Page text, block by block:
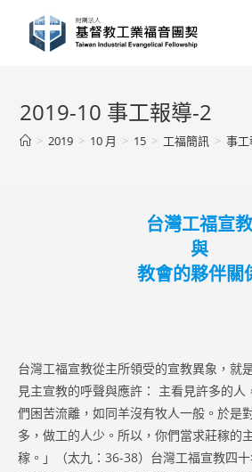
content
2019-10 事工報導-2
> 2019 > 10 月 > 15 > 工福簡訊 > 事
台灣工福宣教
與
教會的夥伴關
台灣工福宣教從主所領受的宣教異象，就
見主宣教的呼聲與應許： 主看見許多的人
們困苦流離，如同羊沒有牧人一般。於是
多，做工的人少。所以，你們當求莊稼的
稼。」（太九：36-38）台灣工福宣教四